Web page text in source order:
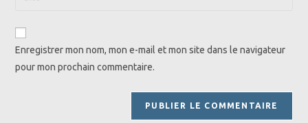
comment
de
Enregistrer mon nom, mon e-mail et mon site dans le navigateur
pour mon prochain commentaire.